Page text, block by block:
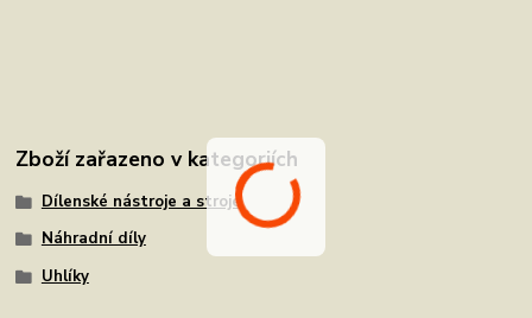
Zboží zařazeno v kategoriích
Dílenské nástroje a stroje
Náhradní díly
Uhlíky